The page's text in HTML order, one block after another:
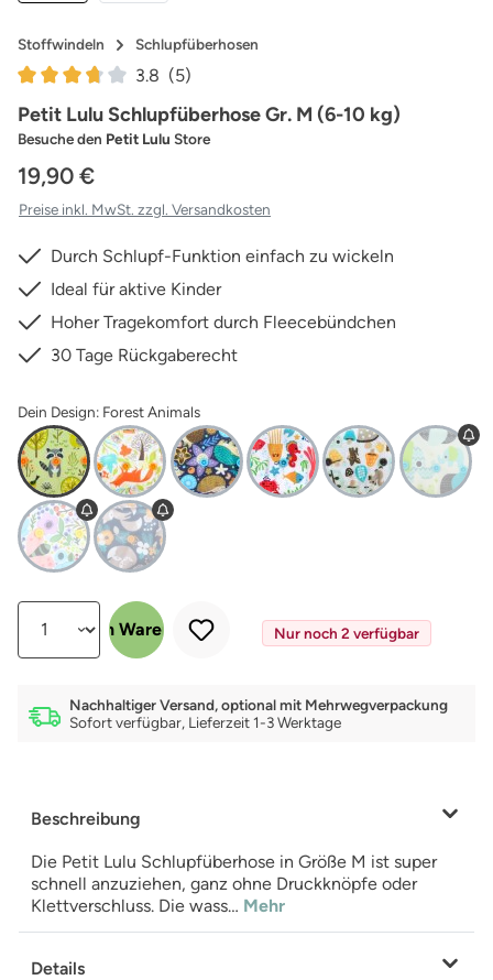
Stoffwindeln Schlupfüberhosen
3.8 (5)
Petit Lulu Schlupfüberhose Gr. M (6-10 kg)
Besuche den Petit Lulu Store
19,90 €
Preise inkl. MwSt. zzgl. Versandkosten
Durch Schlupf-Funktion einfach zu wickeln
Ideal für aktive Kinder
Hoher Tragekomfort durch Fleecebündchen
30 Tage Rückgaberecht
Dein Design: Forest Animals
Produkt Anzahl: Gib den gewünschten Wert ein oder benutze die
In den Warenkorb Nur noch 2 verfügbar
Nachhaltiger Versand, optional mit Mehrwegverpackung
Sofort verfügbar, Lieferzeit 1-3 Werktage
Beschreibung
Die Petit Lulu Schlupfüberhose in Größe M ist super
schnell anzuziehen, ganz ohne Druckknöpfe oder
Klettverschluss. Die wass… Mehr
Details